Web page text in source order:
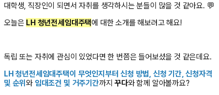
대학생, 직장인이 되면서 자취를 생각하시는 분들이 많을 것 같아요. 💬
오늘은 LH 청년전세임대주택에 대한 소개를 해보려고 해요!
독립 또는 자취에 관심이 있었다면 한 번쯤은 들어보셨을 것 같은데요.
LH 청년전세임대주택이 무엇인지부터 신청 방법, 신청 기간, 신청자격
및 순위와 임대조건 및 거주기간까지꾸다와 함께 알아볼까요?